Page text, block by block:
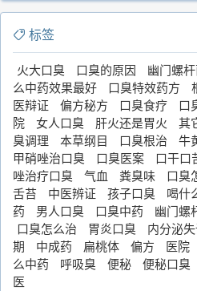
标签
火大口臭 口臭的原因 幽门螺
么中药效果最好
口臭特效药方
医辩证
偏方秘方 口臭食疗 口
院
女人口臭 肝火还是胃火 其
臭调理
本草纲目 口臭根治 牛
甲硝唑治口臭
口臭医案 口干口
唑治疗口臭
气血 粪臭味 口臭
舌苔
中医辨证 孩子口臭 喝什
药
男人口臭 口臭中药 幽门螺
口臭怎么治
胃炎口臭 内分泌
期
中成药 扁桃体 偏方 医院
么中药
呼吸臭 便秘 便秘口臭
医